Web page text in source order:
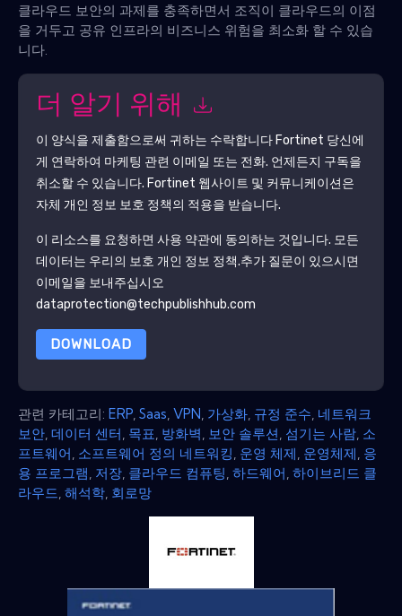
클라우드 보안의 과제를 충족하면서 조직이 클라우드의 이점
을 거두고 공유 인프라의 비즈니스 위험을 최소화 할 수 있습
니다.
더 알기 위해
이 양식을 제출함으로써 귀하는 수락합니다 Fortinet 당신에
게 연락하여 마케팅 관련 이메일 또는 전화. 언제든지 구독을
취소할 수 있습니다. Fortinet 웹사이트 및 커뮤니케이션은
자체 개인 정보 보호 정책의 적용을 받습니다.
이 리소스를 요청하면 사용 약관에 동의하는 것입니다. 모든
데이터는 우리의 보호 개인 정보 정책.추가 질문이 있으시면
이메일을 보내주십시오
dataprotection@techpublishhub.com
DOWNLOAD
관련 카테고리: ERP Saas VPN 가상화 규정 준수 네트워크
보안 데이터 센터 목표 방화벽 보안 솔루션 섬기는 사람 소
프트웨어 소프트웨어 정의 네트워킹 운영 체제 운영체제 응
용 프로그램 저장 클라우드 컴퓨팅 하드웨어 하이브리드 클
라우드 해석학 회로망